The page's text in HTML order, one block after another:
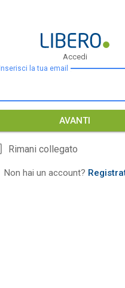
Accedi
Inserisci la tua email
AVANTI
Rimani collegato
Non hai un account?